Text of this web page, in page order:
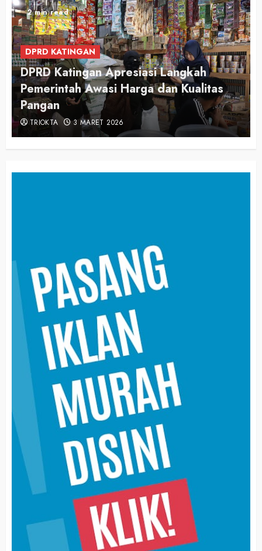
2 min read
DPRD KATINGAN
DPRD Katingan Apresiasi Langkah
Pemerintah Awasi Harga dan Kualitas
Pangan
TRIOKTA 3 MARET 2026